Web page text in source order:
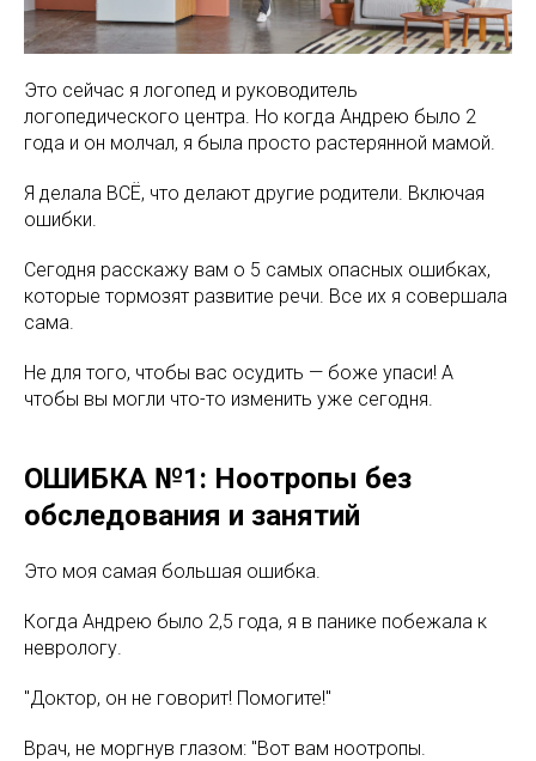
Это сейчас я логопед и руководитель
логопедического центра. Но когда Андрею было 2
года и он молчал, я была просто растерянной мамой.
Я делала ВСЁ, что делают другие родители. Включая
ошибки.
Сегодня расскажу вам о 5 самых опасных ошибках,
которые тормозят развитие речи. Все их я совершала
сама.
Не для того, чтобы вас осудить — боже упаси! А
чтобы вы могли что-то изменить уже сегодня.
ОШИБКА №1: Ноотропы без
обследования и занятий
Это моя самая большая ошибка.
Когда Андрею было 2,5 года, я в панике побежала к
неврологу.
"Доктор, он не говорит! Помогите!"
Врач, не моргнув глазом: "Вот вам ноотропы.